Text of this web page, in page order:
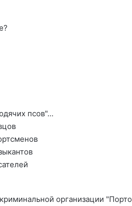
псов"...
организации